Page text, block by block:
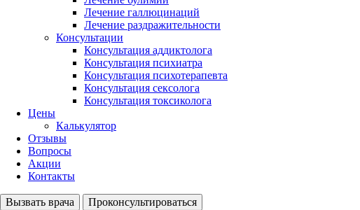
Лечение галлюцинаций
Лечение раздражительности
Консультации
Консультация аддиктолога
Консультация психиатра
Консультация психотерапевта
Консультация сексолога
Консультация токсиколога
Цены
Калькулятор
Отзывы
Вопросы
Акции
Контакты
Вызвать врача Проконсультироваться